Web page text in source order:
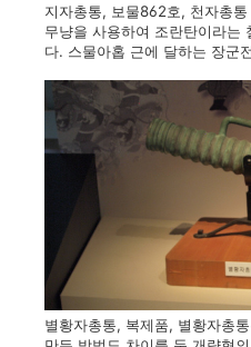
지자총통, 보물862호, 천자총
무냥을 사용하여 조란탄이라는
다. 스물아홉 근에 달하는 장군
별황자총통, 복제품, 별황자총